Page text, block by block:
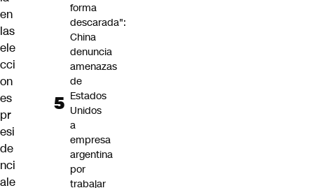
en
las
ele
cci
on
es
pr
esi
de
nci
ale
forma
descarada":
China
denuncia
amenazas
de
Estados
Unidos
a
empresa
argentina
por
trabajar